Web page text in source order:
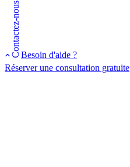
Contactez-nous Besoin d'aide ?
Réserver une consultation gratuite